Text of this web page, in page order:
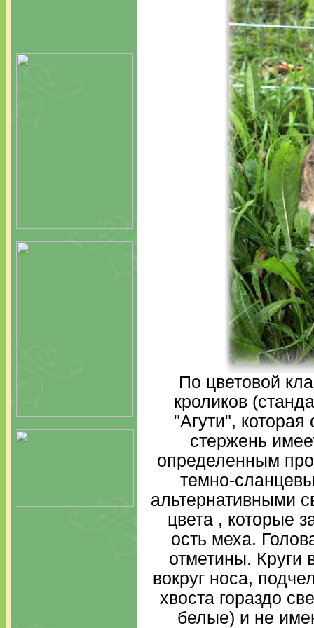
По цветовой
кроликов
"Агути",
стержень
определенным
темно-
альтернативными
цвета , которые
ость меха.
отметины. Круги
вокруг носа,
хвоста гораздо
белые) и не